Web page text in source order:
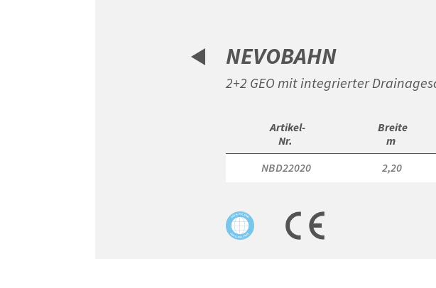
NEVOBAHN
2+2 GEO mit integrierter
Artikel-
Nr.
Breite
m
NBD22020
2,20